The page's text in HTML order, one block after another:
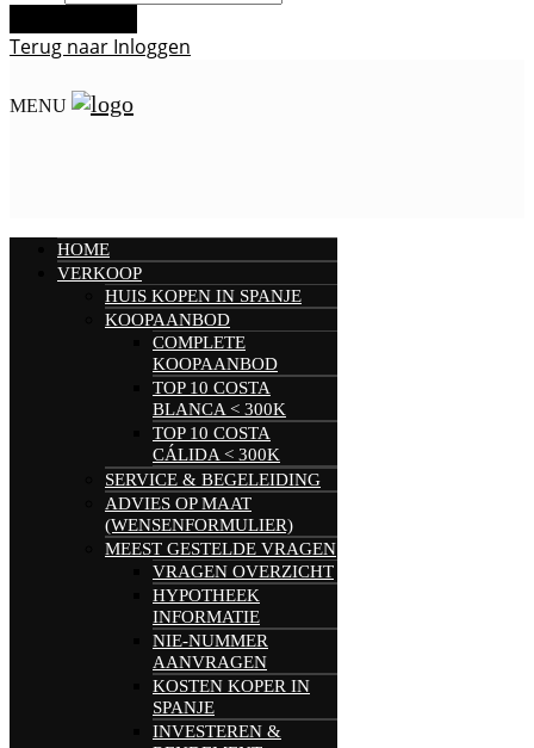
Terug naar Inloggen
MENU
HOME
VERKOOP
HUIS KOPEN IN SPANJE
KOOPAANBOD
COMPLETE
KOOPAANBOD
TOP 10 COSTA
BLANCA < 300K
TOP 10 COSTA
CÁLIDA < 300K
SERVICE & BEGELEIDING
ADVIES OP MAAT
(WENSENFORMULIER)
MEEST GESTELDE VRAGEN
VRAGEN OVERZICHT
HYPOTHEEK
INFORMATIE
NIE-NUMMER
AANVRAGEN
KOSTEN KOPER IN
SPANJE
INVESTEREN &